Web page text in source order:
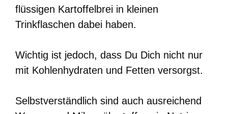
flüssigen Kartoffelbrei in kleinen
Trinkflaschen dabei haben.
Wichtig ist jedoch, dass Du Dich nicht nur
mit Kohlenhydraten und Fetten versorgst.
Selbstverständlich sind auch ausreichend